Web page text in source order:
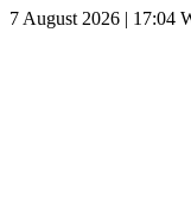
7 August 2026 | 17:04